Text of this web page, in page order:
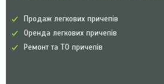
Продаж легкових причепів
Оренда легкових причепів
Ремонт та ТО причепів